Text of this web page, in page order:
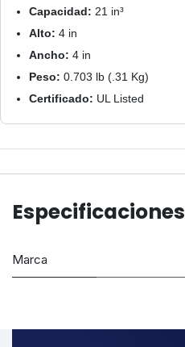
Capacidad: 21 in³
Alto: 4 in
Ancho: 4 in
Peso: 0.703 lb (.31 Kg)
Certificado: UL Listed
Especificaciones
Marca